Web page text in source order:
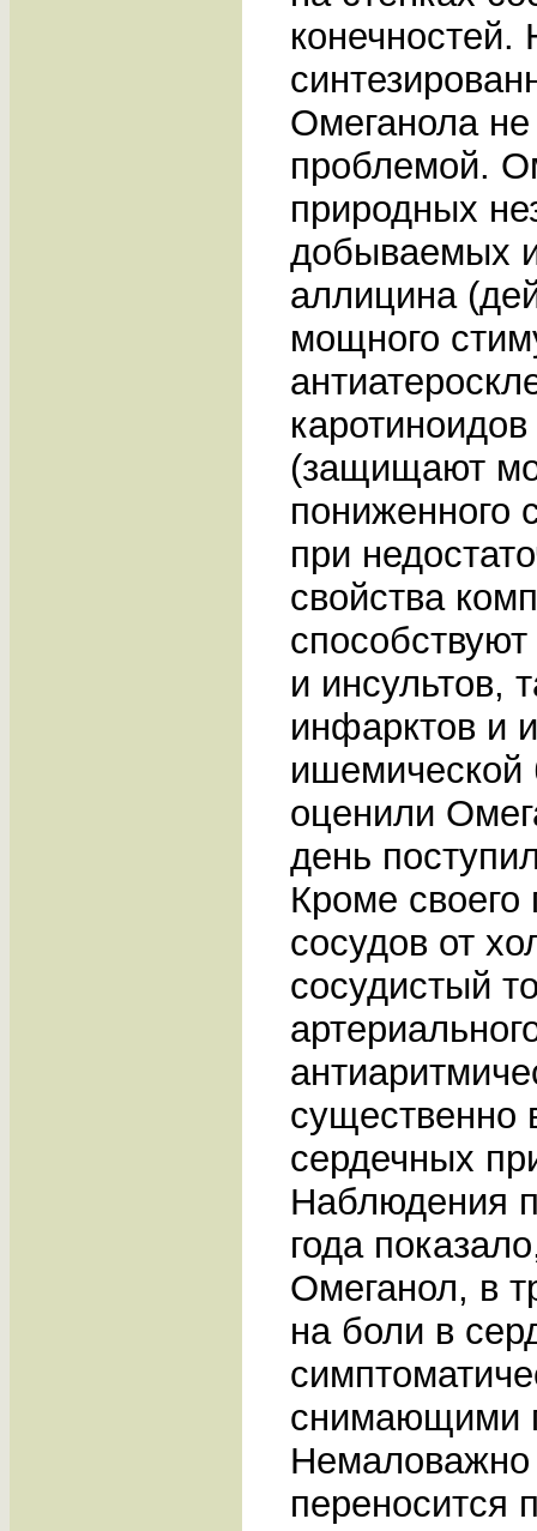
конечностей.
Омеганола
проблемой.
природных
добываемых
аллицина
мощного
(защищают
пониженного
при
свойства
и инсультов,
инфарктов и
ишемической
оценили
день
Кроме своего
сосудов от
сосудистый
существенно
сердечных
Наблюдения
года
Омеганол, в
на боли в
снимающими
Немаловажно
переносится